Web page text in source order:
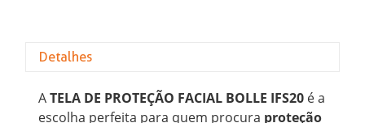
Detalhes
ATELA DE PROTEÇÃO FACIAL BOLLE IFS20 é a
escolha perfeita para quem procura proteção